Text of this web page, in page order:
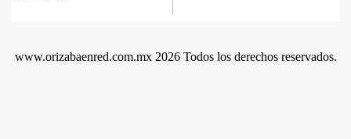
www.orizabaenred.com.mx 2026 Todos los derechos reservados.